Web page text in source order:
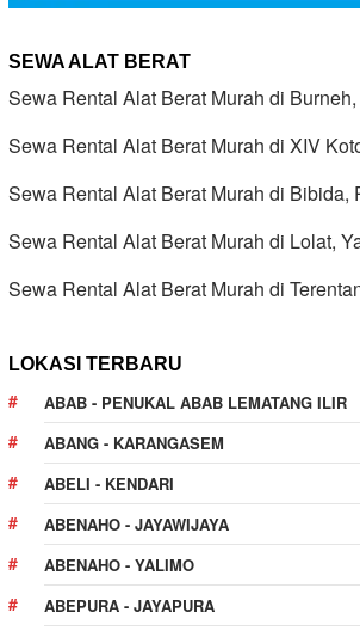
SEWA ALAT BERAT
Sewa Rental Alat Berat Murah di
Sewa Rental Alat Berat Murah di XIV
Sewa Rental Alat Berat Murah di Bibida,
Sewa Rental Alat Berat Murah di Lolat,
Sewa Rental Alat Berat Murah di
LOKASI TERBARU
ABAB - PENUKAL ABAB LEMATANG ILIR
ABANG - KARANGASEM
ABELI - KENDARI
ABENAHO - JAYAWIJAYA
ABENAHO - YALIMO
ABEPURA - JAYAPURA